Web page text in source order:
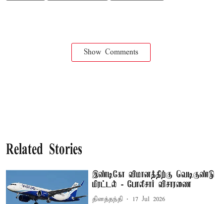
Show Comments
Related Stories
இண்டிகோ விமானத்திற்கு வெடிகுண்டு
மிரட்டல் - போலீசார் விசாரணை
தினத்தந்தி 17 Jul 2026